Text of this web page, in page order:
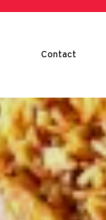
Contact